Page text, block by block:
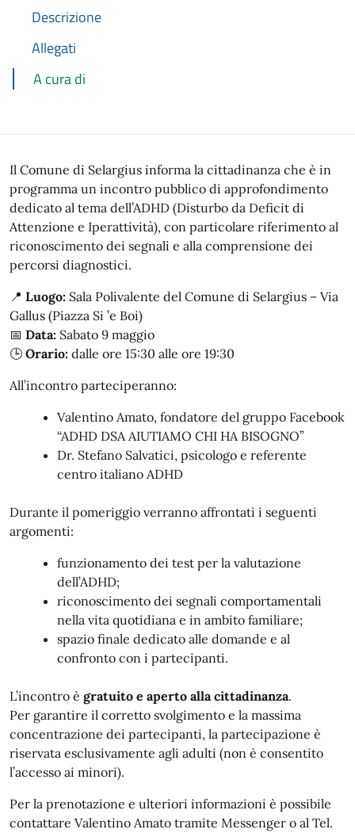
Descrizione
Allegati
A cura di
Il Comune di Selargius informa la cittadinanza che è in
programma un incontro pubblico di approfondimento
dedicato al tema dell’ADHD (Disturbo da Deficit di
Attenzione e Iperattività), con particolare riferimento al
riconoscimento dei segnali e alla comprensione dei
percorsi diagnostici.
📍 Luogo: Sala Polivalente del Comune di Selargius – Via
Gallus (Piazza Si ’e Boi)
📅 Data: Sabato 9 maggio
🕒 Orario: dalle ore 15:30 alle ore 19:30
All’incontro parteciperanno:
Valentino Amato, fondatore del gruppo Facebook
“ADHD DSA AIUTIAMO CHI HA BISOGNO”
Dr. Stefano Salvatici, psicologo e referente
centro italiano ADHD
Durante il pomeriggio verranno affrontati i seguenti
argomenti:
funzionamento dei test per la valutazione
dell’ADHD;
riconoscimento dei segnali comportamentali
nella vita quotidiana e in ambito familiare;
spazio finale dedicato alle domande e al
confronto con i partecipanti.
L’incontro è gratuito e aperto alla cittadinanza.
Per garantire il corretto svolgimento e la massima
concentrazione dei partecipanti, la partecipazione è
riservata esclusivamente agli adulti (non è consentito
l’accesso ai minori).
Per la prenotazione e ulteriori informazioni è possibile
contattare Valentino Amato tramite Messenger o al Tel.